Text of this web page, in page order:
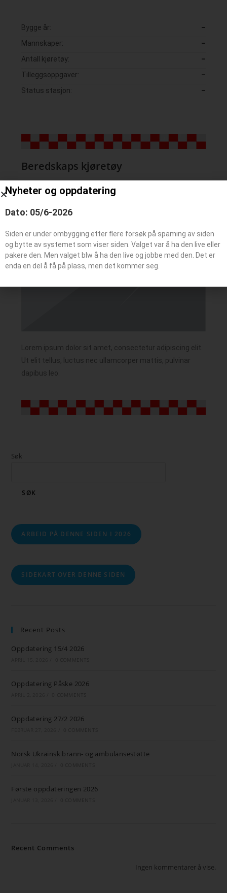
Bygge år:
–
Mannskaper:
–
Antall kjøretøy:
–
Tilleggsoppgaver:
–
Status stasjon:
–
Beredskaps kjøretøy
Lorem ipsum dolor sit amet, consectetur adipiscing elit.
Ut elit tellus, luctus nec ullamcorper mattis, pulvinar
dapibus leo.
Søk
SØK
ARBEID PÅ DENNE SIDEN I 2026
SIDEKART OVER DENNE SIDEN
Recent Posts
Oppdatering 15/4 2026
Oppdatering Påske 2026
Oppdatering 27/2 2026
Norsk Ukrainsk brann- og ambulansestøtte
Første oppdateringen 2026
Recent Comments
Ingen kommentarer å vise.
Nyheter og oppdatering
Dato: 05/6-2026
Siden er under ombygging etter flere forsøk på spaming av siden
og bytte av systemet som viser siden. Valget var å ha den live eller
pakere den. Men valget blw å ha den live og jobbe med den. Det er
enda en del å få på plass, men det kommer seg.